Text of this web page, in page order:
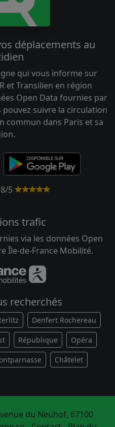
déplacements au
qui vous informe sur
et Transilien en région
Open Data fournies par
suivre la circulation
commun dans Paris et sa
5
trafic
via les données Open
Île-de-France Mobilité.
recherchés
Denfert Rochereau
République Opéra
Châtelet
du Neuhof, 67100